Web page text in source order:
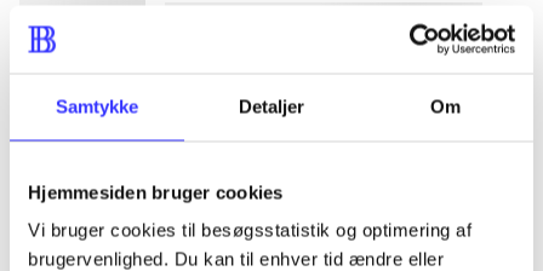
Samtykke Detaljer Om
Hjemmesiden bruger cookies
Vi bruger cookies til besøgsstatistik og optimering af
brugervenlighed. Du kan til enhver tid ændre eller
lorem ipsum dolor sit amet ...
lorem ipsum dolor sit amet ...
lorem ipsum dolor sit amet ...
lorem ipsum dolor sit amet ...
lorem ipsum dolor sit amet ...